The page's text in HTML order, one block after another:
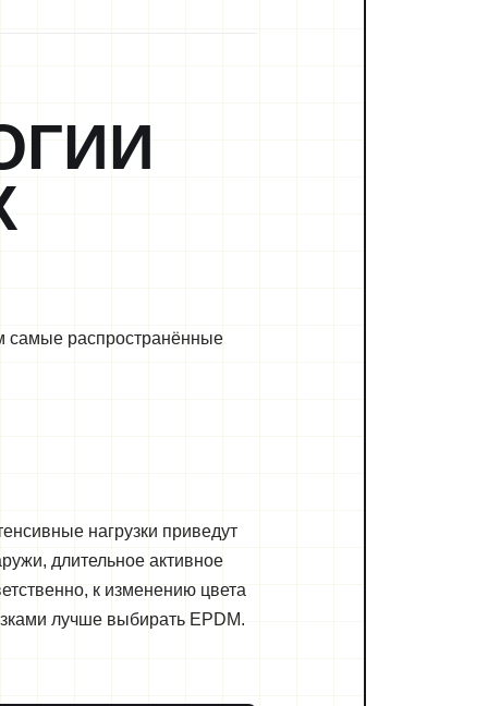
самые распространённые
нагрузки приведут
длительное активное
к изменению цвета
лучше выбирать EPDM.